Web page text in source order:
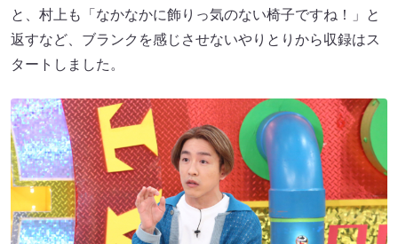
と、村上も「なかなかに飾りっ気のない椅子ですね！」と
返すなど、ブランクを感じさせないやりとりから収録はス
タートしました。